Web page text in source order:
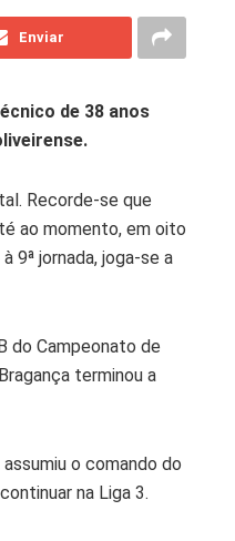
Enviar
de 38 anos
Recorde-se que
ao momento, em oito
9ª jornada, joga-se a
do Campeonato de
terminou a
o comando do
na Liga 3.